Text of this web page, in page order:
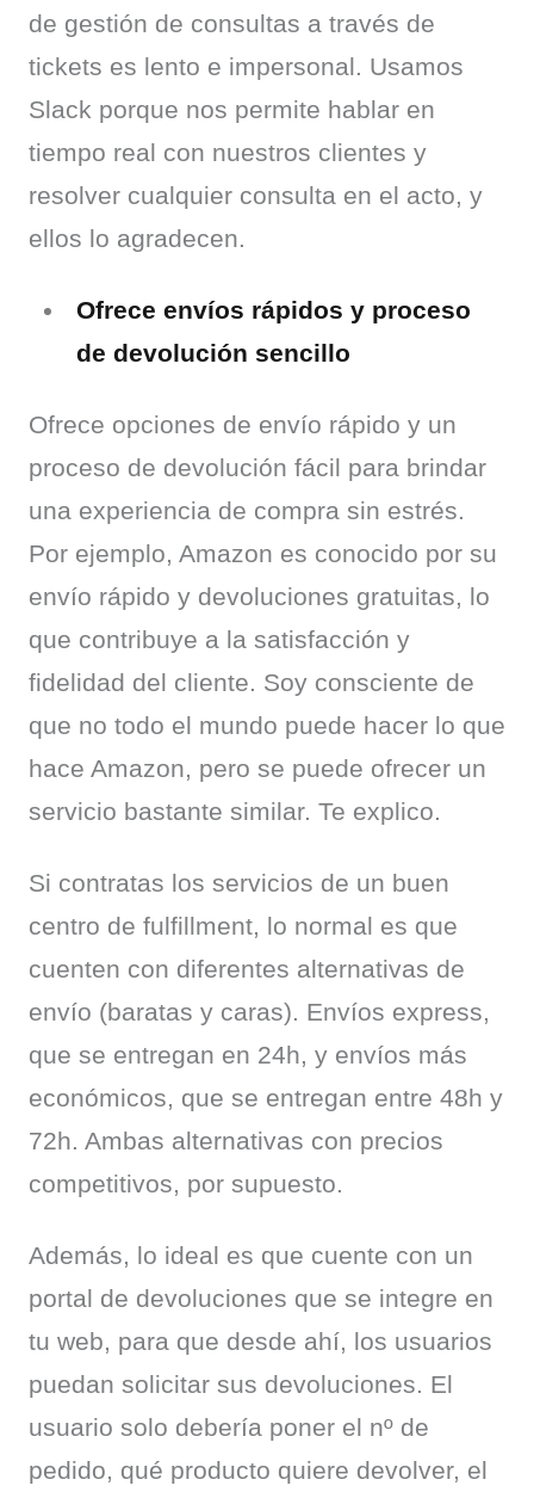
de gestión de consultas a través de
tickets es lento e impersonal. Usamos
Slack porque nos permite hablar en
tiempo real con nuestros clientes y
resolver cualquier consulta en el acto, y
ellos lo agradecen.
Ofrece envíos rápidos y proceso
de devolución sencillo
Ofrece opciones de envío rápido y un
proceso de devolución fácil para brindar
una experiencia de compra sin estrés.
Por ejemplo, Amazon es conocido por su
envío rápido y devoluciones gratuitas, lo
que contribuye a la satisfacción y
fidelidad del cliente. Soy consciente de
que no todo el mundo puede hacer lo que
hace Amazon, pero se puede ofrecer un
servicio bastante similar. Te explico.
Si contratas los servicios de un buen
centro de fulfillment, lo normal es que
cuenten con diferentes alternativas de
envío (baratas y caras). Envíos express,
que se entregan en 24h, y envíos más
económicos, que se entregan entre 48h y
72h. Ambas alternativas con precios
competitivos, por supuesto.
Además, lo ideal es que cuente con un
portal de devoluciones que se integre en
tu web, para que desde ahí, los usuarios
puedan solicitar sus devoluciones. El
usuario solo debería poner el nº de
pedido, qué producto quiere devolver, el